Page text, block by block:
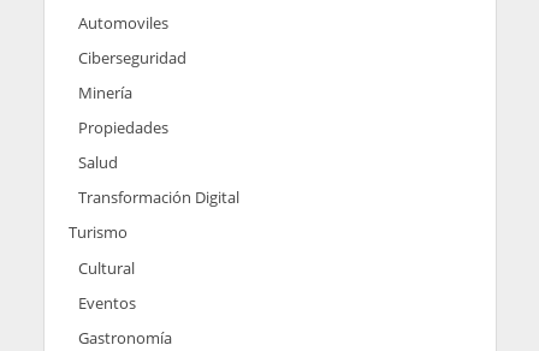
Automoviles
Ciberseguridad
Minería
Propiedades
Salud
Transformación Digital
Turismo
Cultural
Eventos
Gastronomía